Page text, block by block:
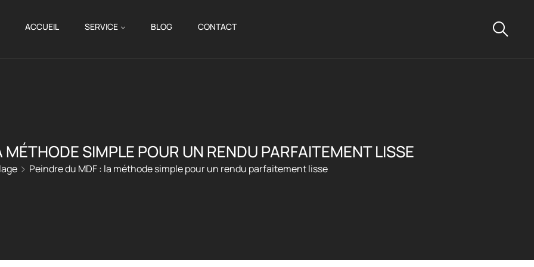
ACCUEIL SERVICE BLOG CONTACT
SIMPLE POUR UN RENDU PARFAITEMENT LISSE
Peindre du MDF : la méthode simple pour un rendu parfaitement lisse